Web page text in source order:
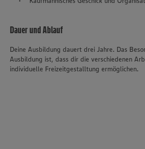
Dauer und Ablauf
Deine Ausbildung dauert drei Jahre. Das
Ausbildung ist, dass dir die verschiedenen
individuelle Freizeitgestalltung ermöglichen.